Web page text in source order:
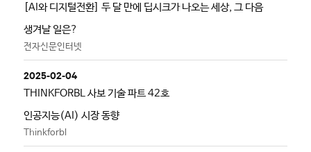
[AI와 디지털전환] 두 달 만에 딥시크가 나오는 세상, 그 다음
생겨날 일은?
전자신문인터넷
2025-02-04
THINKFORBL 사보 기술 파트 42호
인공지능(AI) 시장 동향
Thinkforbl